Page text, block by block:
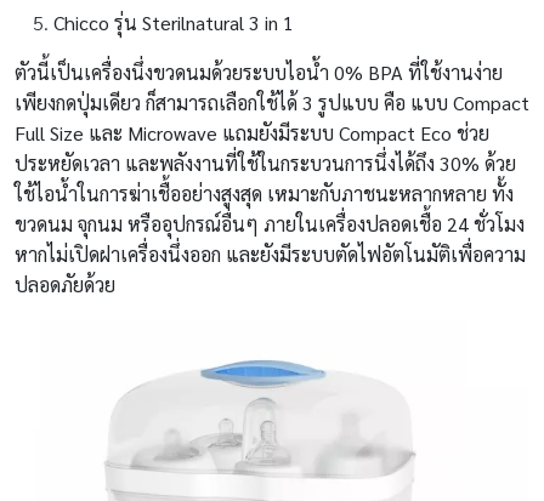
Chicco รุ่น Sterilnatural 3 in 1
ตัวนี้เป็นเครื่องนึ่งขวดนมด้วยระบบไอน้ำ 0% BPA ที่ใช้งานง่าย
เพียงกดปุ่มเดียว ก็สามารถเลือกใช้ได้ 3 รูปแบบ คือ แบบ Compact
Full Size และ Microwave แถมยังมีระบบ Compact Eco ช่วย
ประหยัดเวลา และพลังงานที่ใช้ในกระบวนการนึ่งได้ถึง 30% ด้วย
ใช้ไอน้ำในการฆ่าเชื้ออย่างสูงสุด เหมาะกับภาชนะหลากหลาย ทั้ง
ขวดนม จุกนม หรืออุปกรณ์อื่นๆ ภายในเครื่องปลอดเชื้อ 24 ชั่วโมง
หากไม่เปิดฝาเครื่องนึ่งออก และยังมีระบบตัดไฟอัตโนมัติเพื่อความ
ปลอดภัยด้วย